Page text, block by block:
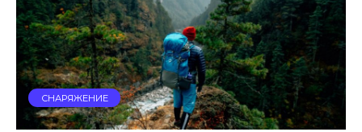
СНАРЯЖЕНИЕ